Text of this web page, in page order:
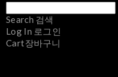
Search 검색
Log In 로그인
Cart장바구니